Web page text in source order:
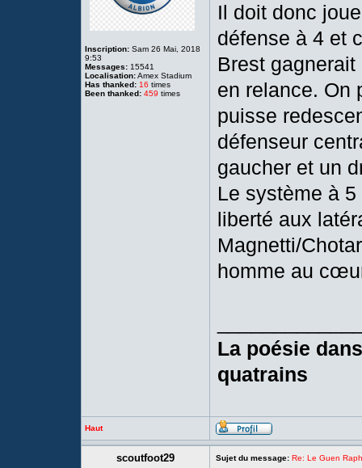
Inscription: Sam 26 Mai, 2018
9:53
Messages: 15541
Localisation:Amex Stadium
Has thanked: 16 times
Been thanked: 459 times
Il doit donc
défense à 4 et
Brest
en relance. On
puisse
défenseur
gaucher et un
Le système à
liberté aux
Magnetti/
homme au
La poésie
quatrains
Haut
scoutfoot29 Sujet du message: Re: Le Guen